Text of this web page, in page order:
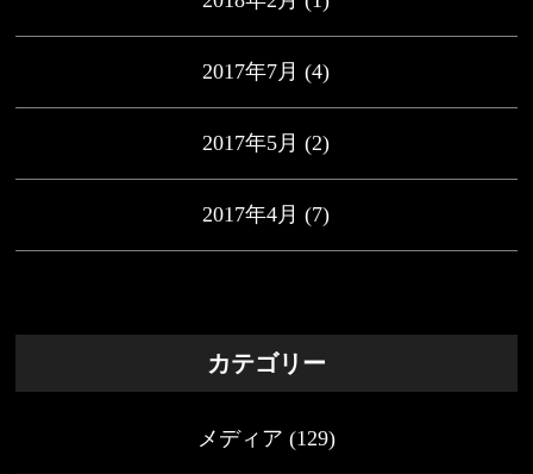
2017年7月 (4)
2017年5月 (2)
2017年4月 (7)
カテゴリー
メディア (129)